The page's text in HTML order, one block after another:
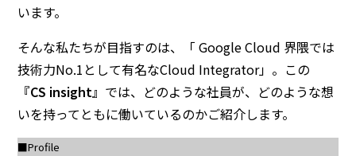
います。
そんな私たちが目指すのは、「 Google Cloud 界隈では
技術力No.1として有名なCloud Integrator」。この
『CS insight』 では、どのような社員が、どのような想
いを持ってともに働いているのかご紹介します。
■Profile